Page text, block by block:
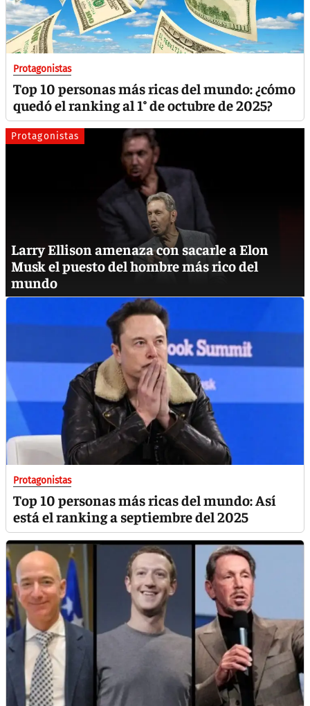
Protagonistas
Top 10 personas más ricas del mundo: ¿cómo
quedó el ranking al 1° de octubre de 2025?
Protagonistas
Larry Ellison amenaza con sacarle a Elon
Musk el puesto del hombre más rico del
mundo
Protagonistas
Top 10 personas más ricas del mundo: Así
está el ranking a septiembre del 2025